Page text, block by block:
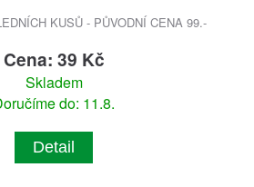
KUSŮ - PŮVODNÍ CENA 99.-
Cena: 39 Kč
Skladem
do: 11.8.
Detail